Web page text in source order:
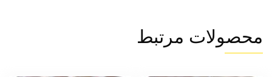
محصولات مرتبط